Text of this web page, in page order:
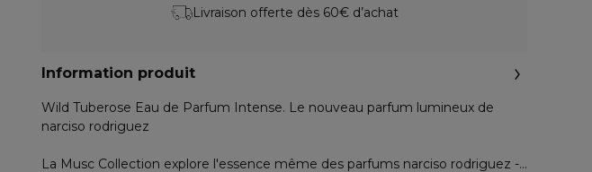
Livraison offerte dès 60€ d’achat
Information produit
Wild Tuberose Eau de Parfum Intense. Le nouveau parfum lumineux de
narciso rodriguez
La Musc Collection explore l'essence même des parfums narciso rodriguez -